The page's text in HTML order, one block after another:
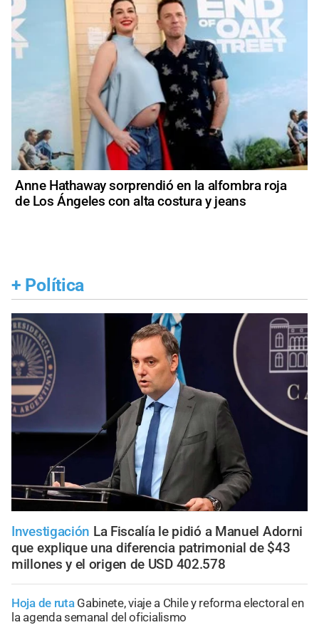
Anne Hathaway sorprendió en la alfombra roja
de Los Ángeles con alta costura y jeans
+ Política
Investigación La Fiscalía le pidió a Manuel Adorni
que explique una diferencia patrimonial de $43
millones y el origen de USD 402.578
Hoja de ruta Gabinete, viaje a Chile y reforma electoral en
la agenda semanal del oficialismo